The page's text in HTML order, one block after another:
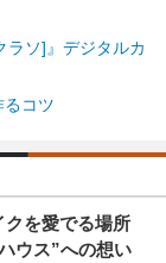
ラソ]』デジタルカ
るコツ
クを愛でる場所
ウス”への想い